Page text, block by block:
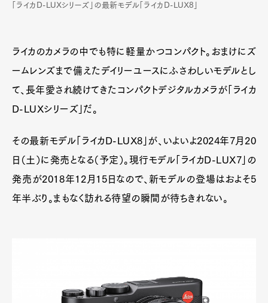
「ライカD-LUXシリーズ」の最新モデル「ライカD-LUX8」
ライカのカメラの中でも特に軽量かつコンパクト。おまけにズ
ームレンズまで備えたデイリーユースにふさわしいモデルとし
て、長年愛され続けてきたコンパクトデジタルカメラが「ライカ
D-LUXシリーズ」だ。
その最新モデル「ライカD-LUX8」が、いよいよ2024年7月20
日（土）に発売となる（予定）。現行モデル「ライカD-LUX7」の
発売が2018年12月15日なので、新モデルの登場はおよそ5
年半ぶり。まもなく訪れる待望の瞬間が待ちきれない。